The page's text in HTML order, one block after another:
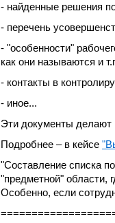
- найденные решения
- перечень
- "особенности"
как они называются и
- контакты в
- иное...
Эти документы делают
Подробнее – в кейсе
"Составление списка
"предметной" области,
Особенно, если